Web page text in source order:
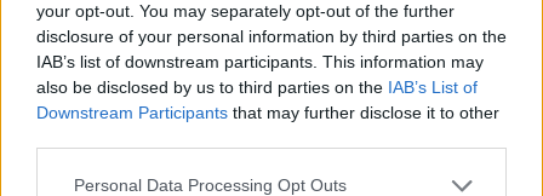
your opt-out. You may separately opt-out of the further
disclosure of your personal information by third parties on the
IAB’s list of downstream participants. This information may
also be disclosed by us to third parties on the IAB’s List of
Downstream Participants that may further disclose it to other
Personal Data Processing Opt Outs
Motor OneΒαγγέλης Κιούσης
Aρχείο
Εγγραφή στο newsletter